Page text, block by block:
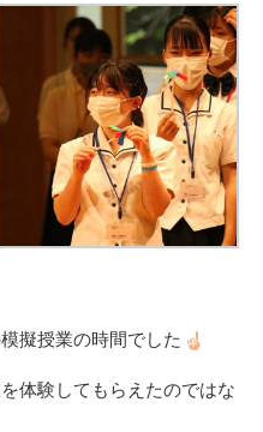
擬授業の時間でした
体験してもらえたのではな